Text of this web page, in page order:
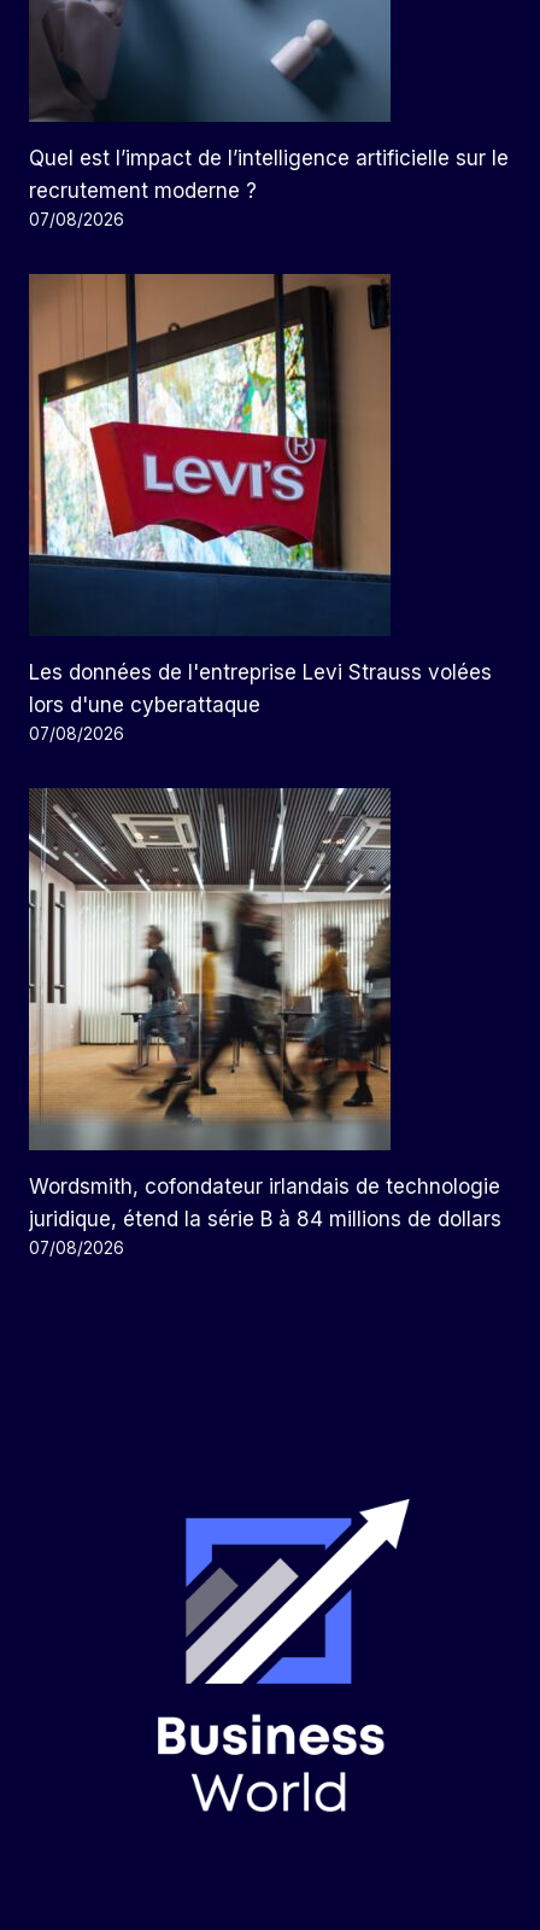
Quel est l’impact de l’intelligence artificielle sur le
recrutement moderne ?
07/08/2026
Les données de l'entreprise Levi Strauss volées
lors d'une cyberattaque
07/08/2026
Wordsmith, cofondateur irlandais de technologie
juridique, étend la série B à 84 millions de dollars
07/08/2026